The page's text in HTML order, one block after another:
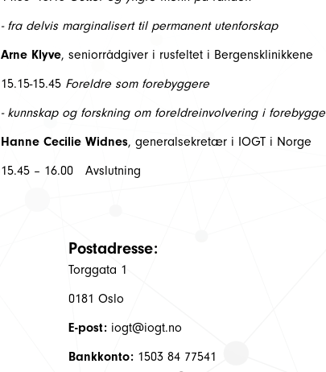
- fra delvis marginalisert til permanent utenforskap
Arne Klyve, seniorrådgiver i rusfeltet i Bergensklinikkene
15.15-15.45 Foreldre som forebyggere
- kunnskap og forskning om foreldreinvolvering i
Hanne Cecilie Widnes, generalsekretær i IOGT i Norge
15.45 – 16.00 Avslutning
Postadresse:
Torggata 1
0181 Oslo
E-post:iogt@iogt.no
Bankkonto:1503 84 77541